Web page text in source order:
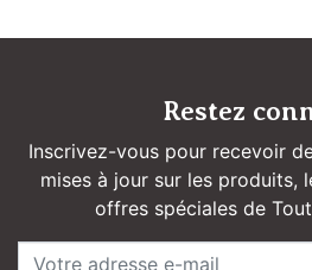
Restez
Inscrivez-vous pour recevoir
mises à jour sur les produits,
offres spéciales de